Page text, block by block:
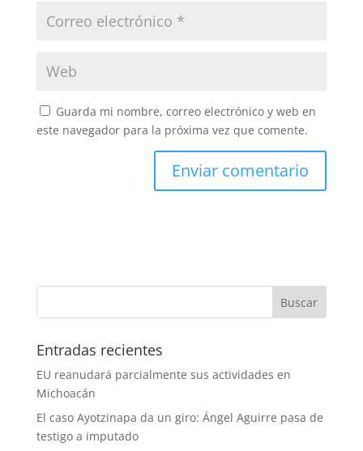
Guarda mi nombre, correo electrónico y web en
este navegador para la próxima vez que comente.
Entradas recientes
EU reanudará parcialmente sus actividades en
Michoacán
El caso Ayotzinapa da un giro: Ángel Aguirre pasa de
testigo a imputado